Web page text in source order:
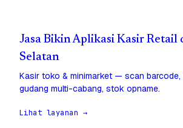
Jasa Bikin Aplikasi Kasir Retail
Selatan
Kasir toko & minimarket — scan
gudang multi-cabang, stok opname.
Lihat layanan →